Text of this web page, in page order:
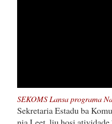
SEKOMS Lansa programa
Sekretaria Estadu ba